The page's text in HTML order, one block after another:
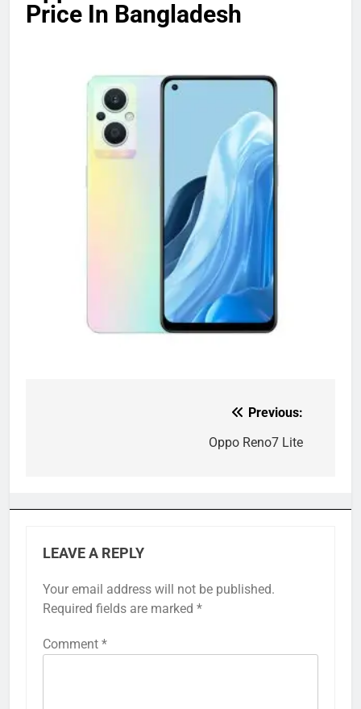
Price In Bangladesh
Previous:
Oppo Reno7 Lite
LEAVE A REPLY
Your email address will not be published.
Required fields are marked *
Comment *